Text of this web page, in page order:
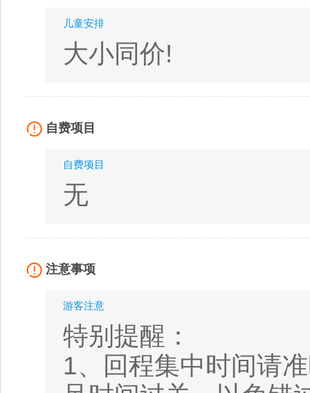
儿童安排
大小同价!
自费项目
自费项目
无
注意事项
游客注意
特别提醒：
1、回程集中时间请